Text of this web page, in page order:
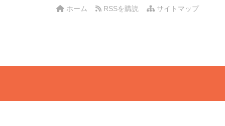
サイトマップ
RSSを購読
ホーム